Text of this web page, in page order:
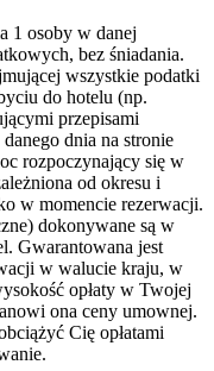
1 osoby w danej
bez śniadania.
wszystkie podatki
do hotelu (np.
przepisami
dnia na stronie
rozpoczynający się w
od okresu i
w momencie rezerwacji.
dokonywane są w
Gwarantowana jest
w walucie kraju, w
opłaty w Twojej
ona ceny umownej.
Cię opłatami